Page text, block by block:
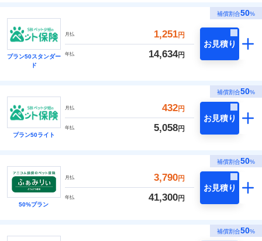
補償割合50%
プラン50スタンダー
ド
月払 1,251円
年払 14,634円
お見積り
補償割合50%
プラン50ライト
月払 432円
年払 5,058円
お見積り
補償割合50%
50%プラン
月払 3,790円
年払 41,300円
お見積り
補償割合50%